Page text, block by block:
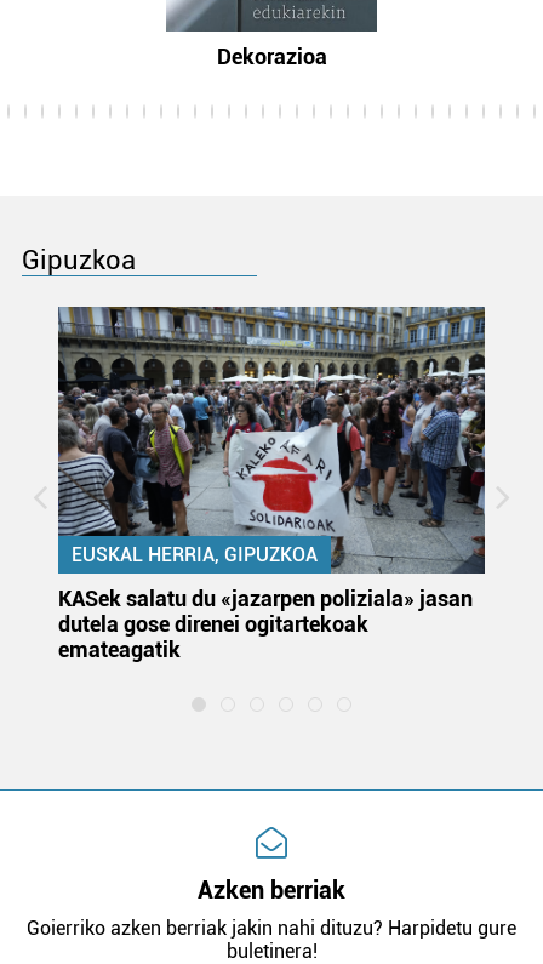
Dekorazioa
Gipuzkoa
EUSKAL HERRIA, GIPUZKOA
KASek salatu du «jazarpen poliziala» jasan
dutela gose direnei ogitartekoak
emateagatik
Azken berriak
Goierriko azken berriak jakin nahi dituzu? Harpidetu gure
buletinera!